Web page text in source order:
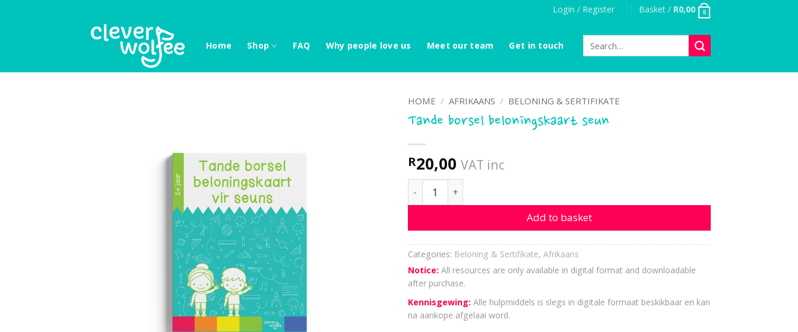
Login / Register Basket / R0,00 0
Home Shop FAQ Why people love us Meet our team Get in touch
for:
HOME / AFRIKAANS / BELONING & SERTIFIKATE
Tande borsel beloningskaart seun
R20,00 VAT inc
Tande borsel beloningskaart seun quantity
Add to basket
Categories: Beloning & Sertifikate, Afrikaans
Notice: All resources are only available in digital format and downloadable
after purchase.
Kennisgewing: Alle hulpmiddels is slegs in digitale formaat beskikbaar en kan
na aankope afgelaai word.